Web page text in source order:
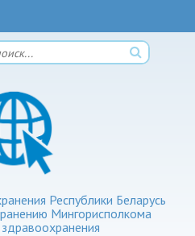
Республики Беларусь
Мингорисполкома